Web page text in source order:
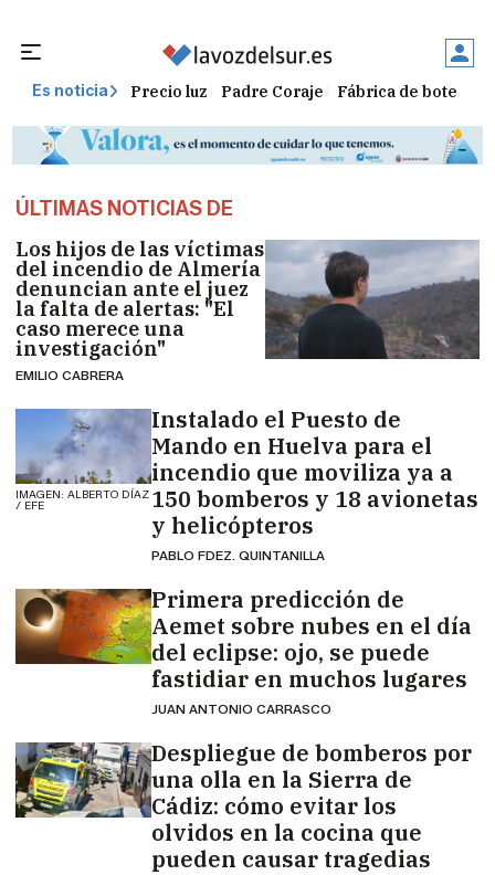
Es noticia Precio luz Padre Coraje Fábrica de botellas
ÚLTIMAS NOTICIAS DE
Los hijos de las víctimas
del incendio de Almería
denuncian ante el juez
la falta de alertas: "El
caso merece una
investigación"
EMILIO CABRERA
IMAGEN: ALBERTO DÍAZ
/ EFE
Instalado el Puesto de
Mando en Huelva para el
incendio que moviliza ya a
150 bomberos y 18 avionetas
y helicópteros
PABLO FDEZ. QUINTANILLA
Primera predicción de
Aemet sobre nubes en el día
del eclipse: ojo, se puede
fastidiar en muchos lugares
JUAN ANTONIO CARRASCO
Despliegue de bomberos por
una olla en la Sierra de
Cádiz: cómo evitar los
olvidos en la cocina que
pueden causar tragedias